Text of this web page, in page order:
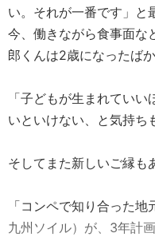
い。それが一番です」と
今、働きながら食事面な
郎くんは2歳になったばか
「子どもが生まれてい
いといけない、と気持ち
そしてまた新しいご縁も
「コンペで知り合った
九州ソイル）が、3年計